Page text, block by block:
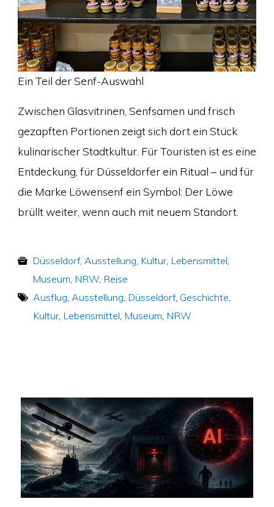
Ein Teil der Senf-Auswahl
Zwischen Glasvitrinen, Senfsamen und frisch
gezapften Portionen zeigt sich dort ein Stück
kulinarischer Stadtkultur. Für Touristen ist es eine
Entdeckung, für Düsseldorfer ein Ritual – und für
die Marke Löwensenf ein Symbol: Der Löwe
brüllt weiter, wenn auch mit neuem Standort.
Düsseldorf, Ausstellung, Kultur, Lebensmittel,
Museum, NRW, Reise
Ausflug, Ausstellung, Düsseldorf, Geschichte,
Kultur, Lebensmittel, Museum, NRW